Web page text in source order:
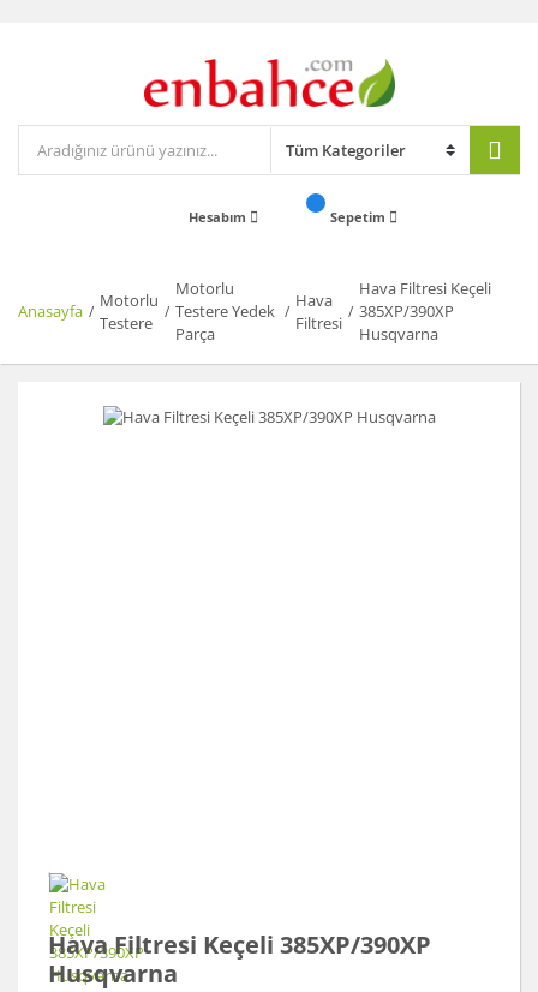
Hesabım Sepetim
Anasayfa
Motorlu
Testere
Motorlu
Testere Yedek
Parça
Hava
Filtresi
Hava Filtresi Keçeli
385XP/390XP
Husqvarna
Hava Filtresi Keçeli 385XP/390XP
Husqvarna